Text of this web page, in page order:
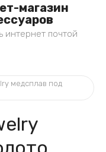
магазин
интернет почтой
медсплав под